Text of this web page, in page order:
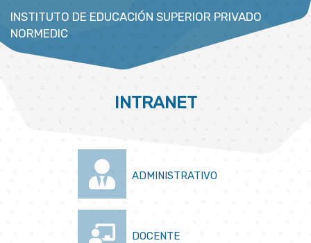
INSTITUTO DE EDUCACIÓN SUPERIOR PRIVADO
NORMEDIC
INTRANET
ADMINISTRATIVO
DOCENTE